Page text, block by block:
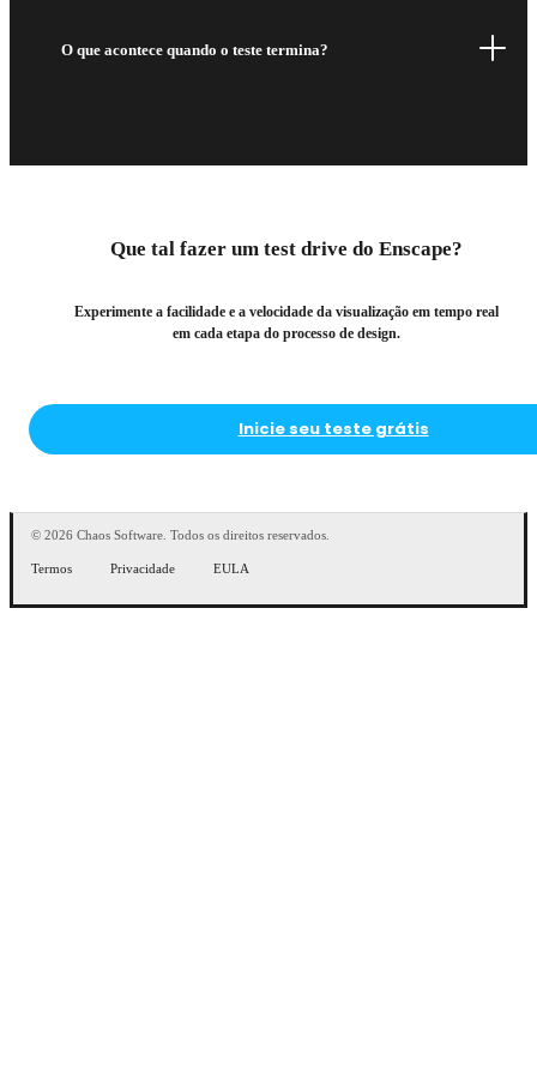
O que acontece quando o teste termina?
Que tal fazer um test drive do Enscape?
Experimente a facilidade e a velocidade da visualização em tempo real
em cada etapa do processo de design.
Inicie seu teste grátis
© 2026 Chaos Software. Todos os direitos reservados.
Termos Privacidade EULA